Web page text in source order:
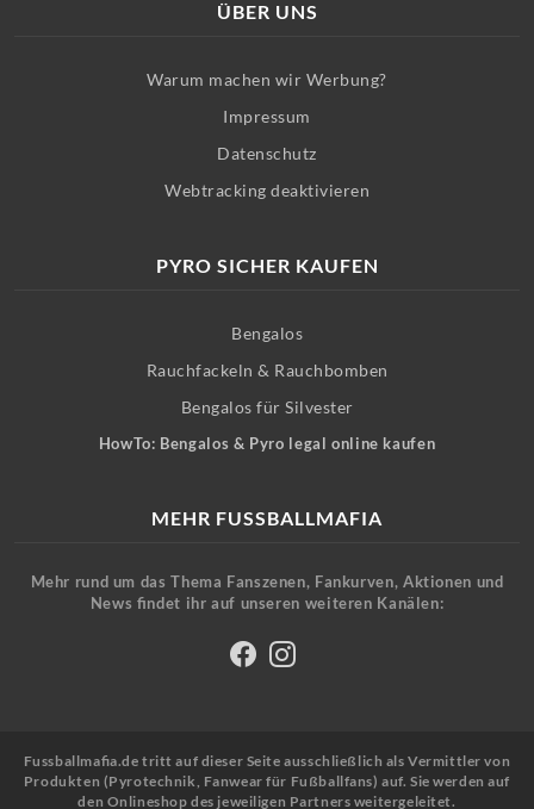
ÜBER UNS
Warum machen wir Werbung?
Impressum
Datenschutz
Webtracking deaktivieren
PYRO SICHER KAUFEN
Bengalos
Rauchfackeln & Rauchbomben
Bengalos für Silvester
HowTo: Bengalos & Pyro legal online kaufen
MEHR FUSSBALLMAFIA
Mehr rund um das Thema Fanszenen, Fankurven, Aktionen und
News findet ihr auf unseren weiteren Kanälen:
Fussballmafia.de tritt auf dieser Seite ausschließlich als Vermittler von
Produkten (Pyrotechnik, Fanwear für Fußballfans) auf. Sie werden auf
den Onlineshop des jeweiligen Partners weitergeleitet.